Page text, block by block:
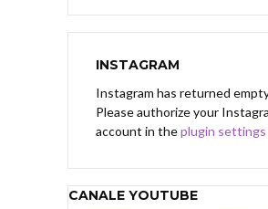
INSTAGRAM
Instagram has returned
Please authorize your
account in theplugin settings
CANALE YOUTUBE